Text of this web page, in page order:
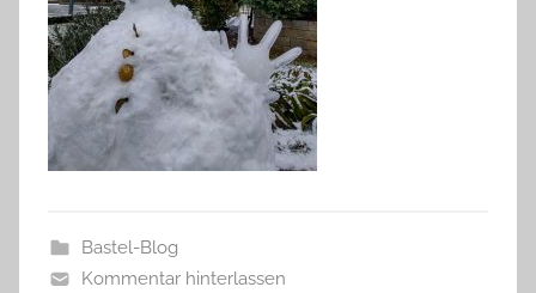
Bastel-Blog
Kommentar hinterlassen